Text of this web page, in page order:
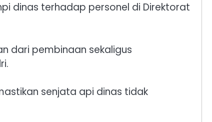
dinas terhadap personel di Direktorat
dari pembinaan sekaligus
senjata api dinas tidak